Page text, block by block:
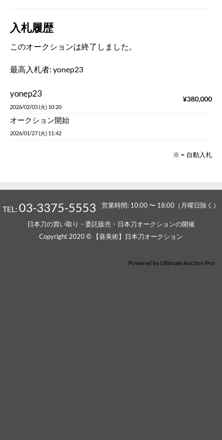
入札履歴
このオークションは終了しました。
最高入札者: yonep23
yonep23
2026/02/03 (火) 10:20
¥380,000
オークション開始
2026/01/27 (火) 11:42
※ = 自動入札
TEL: 03-3375-5553 営業時間: 10:00 〜 18:00（月曜日除く）
日本刀の買い取り・委託販売・日本刀オークションの開催
Copyright 2020 © 【葵美術】日本刀オークション
Powered by Ultimate Auction Pro